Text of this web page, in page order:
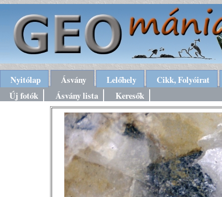
Nyitólap Ásvány Lelőhely
Cikk, Folyóirat
Új fotók
Ásvány lista Keresők